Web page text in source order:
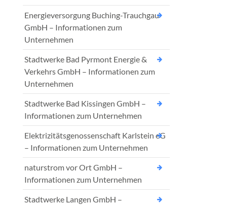
Energieversorgung Buching-Trauchgau
GmbH – Informationen zum
Unternehmen
Stadtwerke Bad Pyrmont Energie &
Verkehrs GmbH – Informationen zum
Unternehmen
Stadtwerke Bad Kissingen GmbH –
Informationen zum Unternehmen
Elektrizitätsgenossenschaft Karlstein eG
– Informationen zum Unternehmen
naturstrom vor Ort GmbH –
Informationen zum Unternehmen
Stadtwerke Langen GmbH –